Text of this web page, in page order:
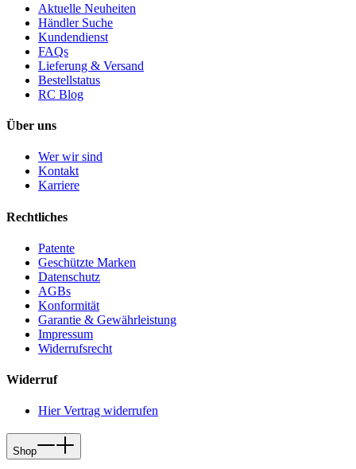
Aktuelle Neuheiten
Händler Suche
Kundendienst
FAQs
Lieferung & Versand
Bestellstatus
RC Blog
Über uns
Wer wir sind
Kontakt
Karriere
Rechtliches
Patente
Geschützte Marken
Datenschutz
AGBs
Konformität
Garantie & Gewährleistung
Impressum
Widerrufsrecht
Widerruf
Hier Vertrag widerrufen
Shop